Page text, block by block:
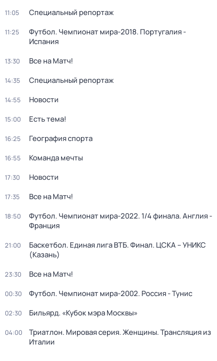
11:05 Специальный репортаж
11:25
Футбол. Чемпионат мира-2018. Португалия -
Испания
13:30 Все на Матч!
14:35 Специальный репортаж
14:55 Новости
15:00 Есть тема!
16:25 География спорта
16:55 Команда мечты
17:30 Новости
17:35 Все на Матч!
18:50
Футбол. Чемпионат мира-2022. 1/4 финала. Англия -
Франция
21:00
Баскетбол. Единая лига ВТБ. Финал. ЦСКА – УНИКС
(Казань)
23:30 Все на Матч!
00:30 Футбол. Чемпионат мира-2002. Россия - Тунис
02:30 Бильярд. «Кубок мэра Москвы»
04:00
Триатлон. Мировая серия. Женщины. Трансляция из
Италии